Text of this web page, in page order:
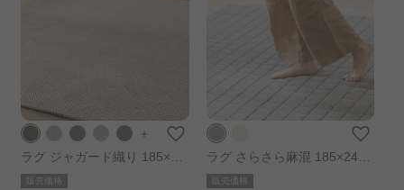
＋
ラグ ジャガード織り 185×18
5cm ブラウン
販売価格
ラグ さらさら麻混 185×240c
m グレー
販売価格